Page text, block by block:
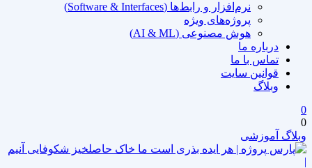
نرم‌افزار و رابط‌ها (Software & Interfaces)
پروژه‌های ویژه
هوش مصنوعی (AI & ML)
درباره ما
تماس با ما
قوانین سایت
وبلاگ
0
0
وبلاگ آموزشی
|